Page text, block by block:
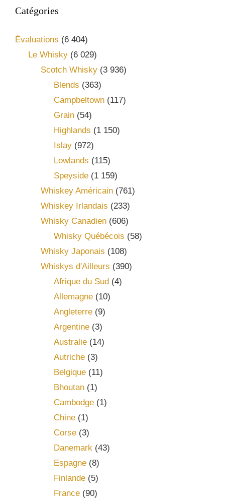
Catégories
Évaluations (6 404)
Le Whisky(6 029)
Scotch Whisky (3 936)
Blends (363)
Campbeltown(117)
Grain(54)
Highlands (1 150)
Islay(972)
Lowlands (115)
Speyside(1 159)
Whiskey Américain (761)
Whiskey Irlandais (233)
Whisky Canadien (606)
Whisky Québécois (58)
Whisky Japonais (108)
Whiskys d'Ailleurs (390)
Afrique du Sud(4)
Allemagne(10)
Angleterre(9)
Argentine(3)
Australie(14)
Autriche(3)
Belgique(11)
Bhoutan(1)
Cambodge(1)
Chine(1)
Corse(3)
Danemark(43)
Espagne(8)
Finlande(5)
France(90)